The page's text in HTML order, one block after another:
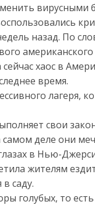
вирусными
назад. По
хаос в
время.
лагеря,
свои
самом деле они
в Нью-
жителям
саду.
голубых, то